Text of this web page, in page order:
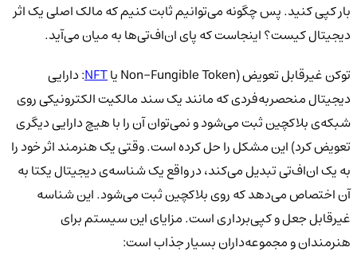
بار کپی کنید. پس چگونه می‌توانیم ثابت کنیم که مالک اصلی یک اثر
دیجیتال کیست؟ اینجاست که پای ان‌اف‌تی‌ها به میان می‌آید.
توکن غیرقابل تعویض (Non-Fungible Token یا
NFT: دارایی
دیجیتال منحصربه‌فردی که مانند یک سند مالکیت الکترونیکی روی
شبکه‌ی بلاکچین ثبت می‌شود و نمی‌توان آن را با هیچ دارایی دیگری
تعویض کرد) این مشکل را حل کرده است. وقتی یک هنرمند اثر خود را
به یک ان‌اف‌تی تبدیل می‌کند، در واقع یک شناسه‌ی دیجیتال یکتا به
آن اختصاص می‌دهد که روی بلاکچین ثبت می‌شود. این شناسه
غیرقابل جعل و کپی‌برداری است. مزایای این سیستم برای
هنرمندان و مجموعه‌داران بسیار جذاب است: